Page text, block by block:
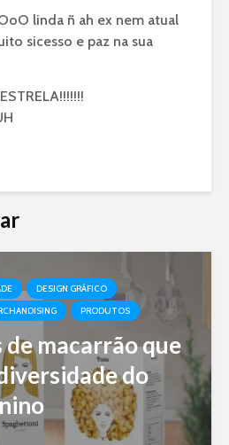
linda ñ ah ex nem atual
sicesso e paz na sua
DESIGN GRÁFICO
PRODUTOS
de macarrão que
do